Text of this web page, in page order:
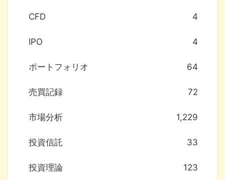
CFD 4
IPO 4
ポートフォリオ 64
売買記録 72
市場分析 1,229
投資信託 33
投資理論 123